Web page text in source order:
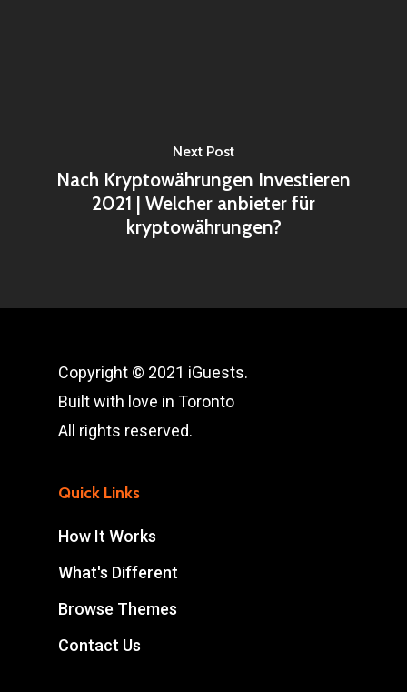
Next Post
Nach Kryptowährungen Investieren
2021 | Welcher anbieter für
kryptowährungen?
Copyright © 2021 iGuests.
Built with love in Toronto
All rights reserved.
Quick Links
How It Works
What's Different
Browse Themes
Contact Us